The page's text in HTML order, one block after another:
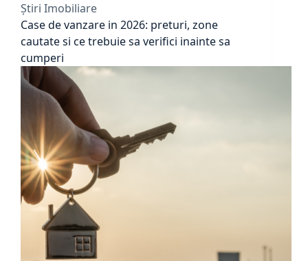
Știri Imobiliare
Case de vanzare in 2026: preturi, zone
cautate si ce trebuie sa verifici inainte sa
cumperi